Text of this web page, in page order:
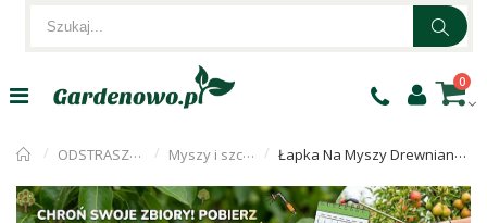
0
ODSTRASZACZE Myszy i szczury Łapka Na Myszy Drewniana Bros